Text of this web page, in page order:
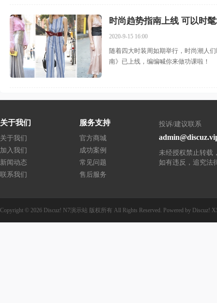
时尚趋势指南上线 可以时
2020-9-15 16:00
随着四大时装周如期举行，时尚潮人
南》已上线，编编喊你来做功课啦！
关于我们
关于我们
加入我们
新闻动态
联系我们
服务支持
官方商城
成功案例
常见问题
售后服务
投诉/建议联系
未经授权禁止转载
如有违反，追究法
Copyright © 2026 Discuz! N7演示站 版权所有 All Rights Reserved. Powered by Discuz!